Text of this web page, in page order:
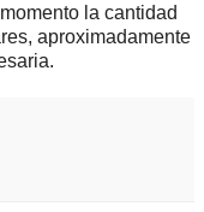
la cantidad
aproximadamente